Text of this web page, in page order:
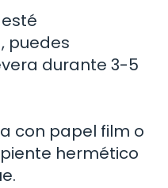
puedes
durante 3-5
con papel film o
hermético